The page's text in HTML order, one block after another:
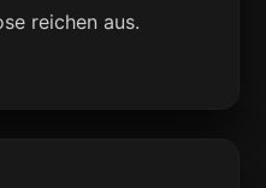
reichen aus.